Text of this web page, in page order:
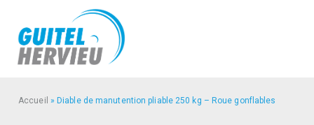
Accueil » Diable de manutention pliable 250 kg – Roue gonflables